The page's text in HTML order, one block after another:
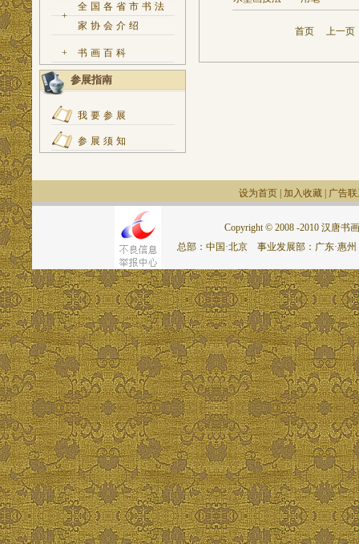
+
全国各省市书法
家协会介绍
+ 书画百科
参展指南
我要参展
参展须知
首页 上一
设为首页 加入收藏 广告
Copyright © 2008 -2010 汉唐书
总部：中国·北京 事业发展部：广东·惠